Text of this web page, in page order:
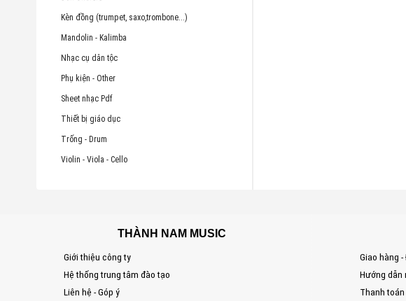
Kèn đồng (trumpet, saxo,trombone...)
Mandolin - Kalimba
Nhạc cụ dân tộc
Phụ kiện - Other
Sheet nhạc Pdf
Thiết bị giáo dục
Trống - Drum
Violin - Viola - Cello
THÀNH NAM MUSIC
Giới thiệu công ty
Hệ thống trung tâm đào tạo
Liên hệ - Góp ý
Giao hàng -
Hướng dẫn
Thanh toán &